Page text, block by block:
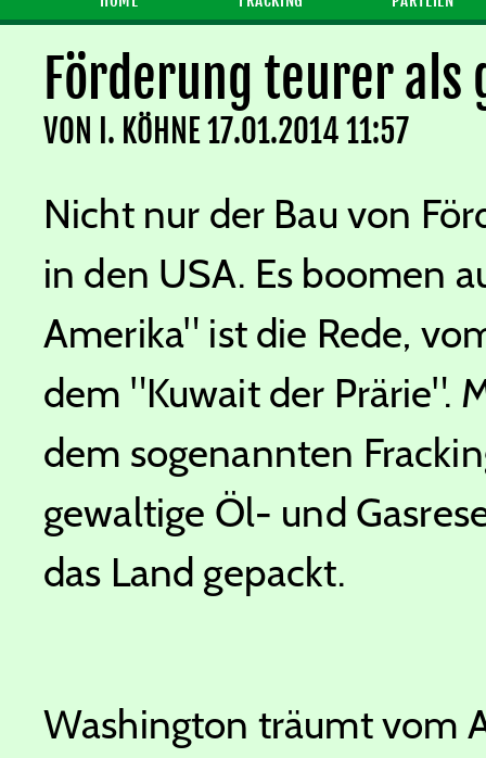
Förderung teurer als
VON I. KÖHNE17.01.2014 11:57
Nicht nur der Bau von
in den USA. Es boomen
Amerika" ist die Rede,
dem "Kuwait der Prärie".
dem sogenannten
gewaltige Öl- und
das Land gepackt.
Washington träumt vom